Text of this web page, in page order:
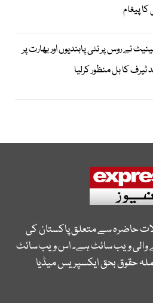
پیغام
نے روس پر نئی پابندیوں اور بھارت پر
حاضرہ سے متعلق پاکستان کی
والی ویب سائٹ ہے۔ اس ویب سائٹ
حقوق بحق ایکسپریس میڈیا